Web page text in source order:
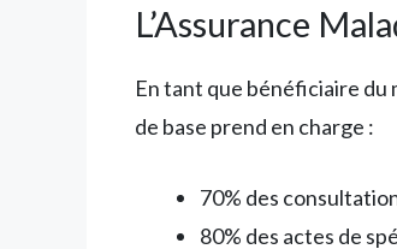
L’Assurance
En tant que bénéficiaire du
de base prend en charge :
70% des
80% des actes de